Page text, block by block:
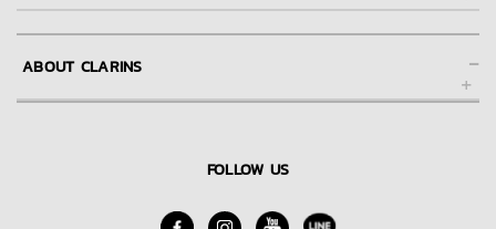
FAQs คำถามที่พบบ่อย -
ABOUT CLARINS
FOLLOW US